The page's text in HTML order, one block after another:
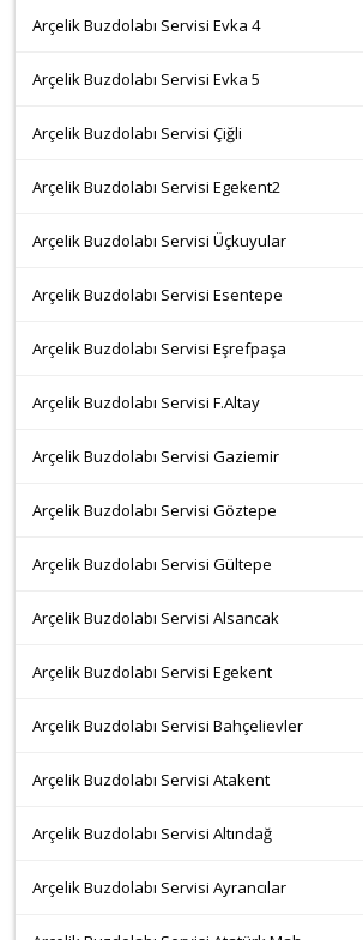
Arçelik Buzdolabı Servisi Evka 4
Arçelik Buzdolabı Servisi Evka 5
Arçelik Buzdolabı Servisi Çiğli
Arçelik Buzdolabı Servisi Egekent2
Arçelik Buzdolabı Servisi Üçkuyular
Arçelik Buzdolabı Servisi Esentepe
Arçelik Buzdolabı Servisi Eşrefpaşa
Arçelik Buzdolabı Servisi F.Altay
Arçelik Buzdolabı Servisi Gaziemir
Arçelik Buzdolabı Servisi Göztepe
Arçelik Buzdolabı Servisi Gültepe
Arçelik Buzdolabı Servisi Alsancak
Arçelik Buzdolabı Servisi Egekent
Arçelik Buzdolabı Servisi Bahçelievler
Arçelik Buzdolabı Servisi Atakent
Arçelik Buzdolabı Servisi Altındağ
Arçelik Buzdolabı Servisi Ayrancılar